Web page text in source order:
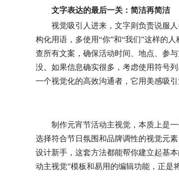
文字表达的最后一关：简洁再简洁
视觉吸引人进来，文字则负责说服
构化用语，多使用“你”和“我们”这样的
查所有文案，确保活动时间、地点、参
没。如果信息确实很多，考虑使用符号
一个视觉化的高效沟通者，它用美感吸
制作元宵节活动主视觉，本质上是
选择符合节日氛围和品牌调性的视觉元
设计新手，这套方法都能帮你建立起基
动主视觉”模板和易用的编辑功能，正是